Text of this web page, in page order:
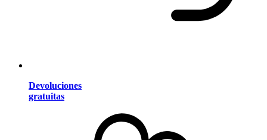
Devoluciones
gratuitas